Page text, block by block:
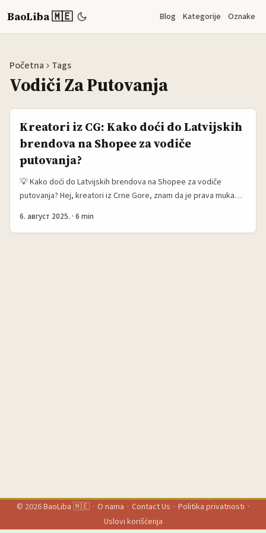
BaoLiba 🇲🇪 Blog Kategorije Oznake
Početna Tags
Vodiči Za Putovanja
Kreatori iz CG: Kako doći do Latvijskih
brendova na Shopee za vodiče
putovanja?
💡 Kako doći do Latvijskih brendova na Shopee za vodiče
putovanja? Hej, kreatori iz Crne Gore, znam da je prava muka
napraviš nešto unikatno kao što su vodiči za putovanja. Ako si se
6. август 2025. · 6 min
© 2026BaoLiba 🇲🇪 · O nama · Contact Us · Politika privatnosti ·
Uslovi korišćenja